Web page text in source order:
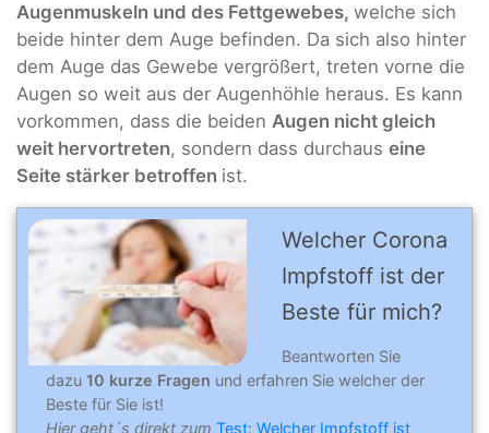
Augenmuskeln und des Fettgewebes, welche sich
beide hinter dem Auge befinden. Da sich also hinter
dem Auge das Gewebe vergrößert, treten vorne die
Augen so weit aus der Augenhöhle heraus. Es kann
vorkommen, dass die beiden Augen nicht gleich
weit hervortreten, sondern dass durchaus eine
Seite stärker betroffen ist.
Welcher Corona
Impfstoff ist der
Beste für mich?
Beantworten Sie
dazu 10 kurze Fragen und erfahren Sie welcher der
Beste für Sie ist!
Hier geht´s direkt zum Test: Welcher Impfstoff ist